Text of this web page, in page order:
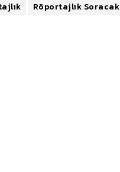
Röportajlık Soracak